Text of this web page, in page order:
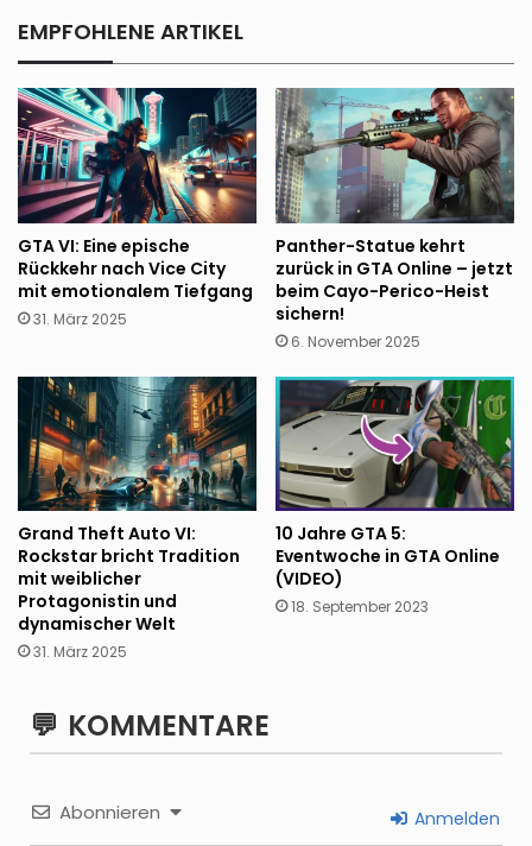
EMPFOHLENE ARTIKEL
GTA VI: Eine epische
Rückkehr nach Vice City
mit emotionalem Tiefgang
31. März 2025
Panther-Statue kehrt
zurück in GTA Online – jetzt
beim Cayo-Perico-Heist
sichern!
6. November 2025
Grand Theft Auto VI:
Rockstar bricht Tradition
mit weiblicher
Protagonistin und
dynamischer Welt
31. März 2025
10 Jahre GTA 5:
Eventwoche in GTA Online
(VIDEO)
18. September 2023
KOMMENTARE
Abonnieren Anmelden